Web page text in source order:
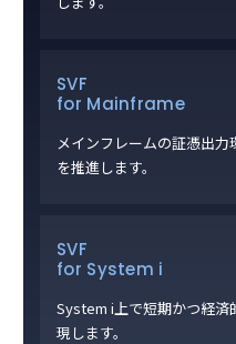
SVF
for Mainframe
メインフレームの証憑出
を推進します。
SVF
for System i
System i上で短期かつ経済
現します。